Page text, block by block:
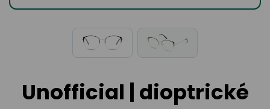
brýle
Unofficial | dioptrické